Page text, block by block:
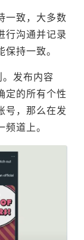
一致，大多数
行沟通并记录
持一致。
。发布内容
定的所有个性
号，那么在发
道上。